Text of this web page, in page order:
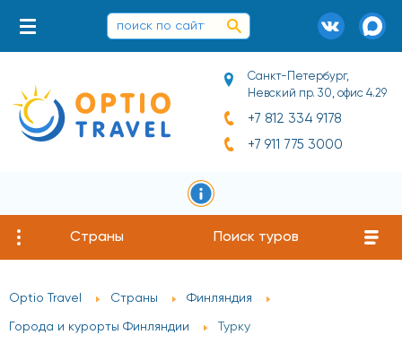
Санкт-Петербург,
Невский пр. 30, офис 4.29
+7 812 334 9178
+7 911 775 3000
Страны Поиск туров
Optio Travel Страны Финляндия
Города и курорты Финляндии Турку